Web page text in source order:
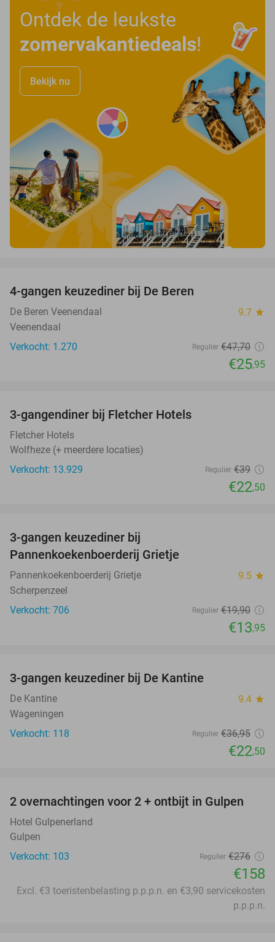
Ontdek de leukste
zomervakantiedeals!
Bekijk nu
4-gangen keuzediner bij De Beren
De Beren Veenendaal 9.7 star
Veenendaal
Verkocht: 1.270
Regulier €47,70
€25,95
3-gangendiner bij Fletcher Hotels
Fletcher Hotels
Wolfheze (+ meerdere locaties)
Verkocht: 13.929
Regulier €39
€22,50
3-gangen keuzediner bij
Pannenkoekenboerderij Grietje
Pannenkoekenboerderij Grietje 9.5 star
Scherpenzeel
Verkocht: 706
Regulier €19,90
€13,95
3-gangen keuzediner bij De Kantine
De Kantine 9.4 star
Wageningen
Verkocht: 118
Regulier €36,95
€22,50
43%
2 overnachtingen voor 2 + ontbijt in Gulpen
Hotel Gulpenerland
Gulpen
Verkocht: 103
Regulier €276
€158
Excl. €3 toeristenbelasting p.p.p.n. en €3,90 servicekosten
p.p.p.n.